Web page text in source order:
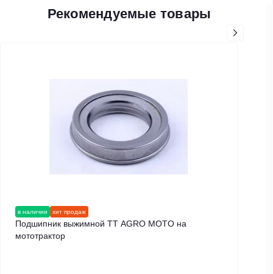
Рекомендуемые товары
в наличии хит продаж
Подшипник выжимной TT AGRO MOTO на
мототрактор